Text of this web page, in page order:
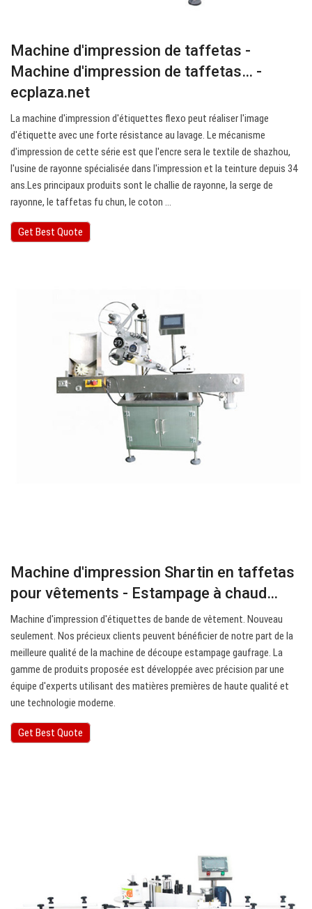
Machine d'impression de taffetas -
Machine d'impression de taffetas… -
ecplaza.net
La machine d'impression d'étiquettes flexo peut réaliser l'image
d'étiquette avec une forte résistance au lavage. Le mécanisme
d'impression de cette série est que l'encre sera le textile de shazhou,
l'usine de rayonne spécialisée dans l'impression et la teinture depuis 34
ans.Les principaux produits sont le challie de rayonne, la serge de
rayonne, le taffetas fu chun, le coton ...
Get Best Quote
Machine d'impression Shartin en taffetas
pour vêtements - Estampage à chaud…
Machine d'impression d'étiquettes de bande de vêtement. Nouveau
seulement. Nos précieux clients peuvent bénéficier de notre part de la
meilleure qualité de la machine de découpe estampage gaufrage. La
gamme de produits proposée est développée avec précision par une
équipe d'experts utilisant des matières premières de haute qualité et
une technologie moderne.
Get Best Quote